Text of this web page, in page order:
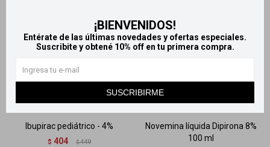
¡BIENVENIDOS!
Entérate de las últimas novedades y ofertas especiales.
Suscribite y obtené 10% off en tu primera compra.
SUSCRIBIRME
Ibupirac pediátrico - 4%
$ 404 $ 449
Novemina líquida Dipirona 8%
100 ml